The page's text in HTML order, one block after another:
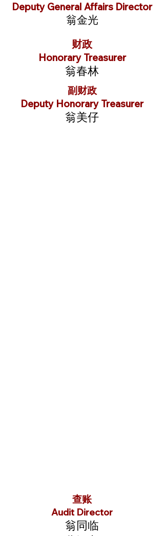
Deputy General Affairs Director
翁金光
财政
Honorary Treasurer
翁春林
副财政
Deputy Honorary Treasurer
翁美仔
查账
Audit Director
翁同临